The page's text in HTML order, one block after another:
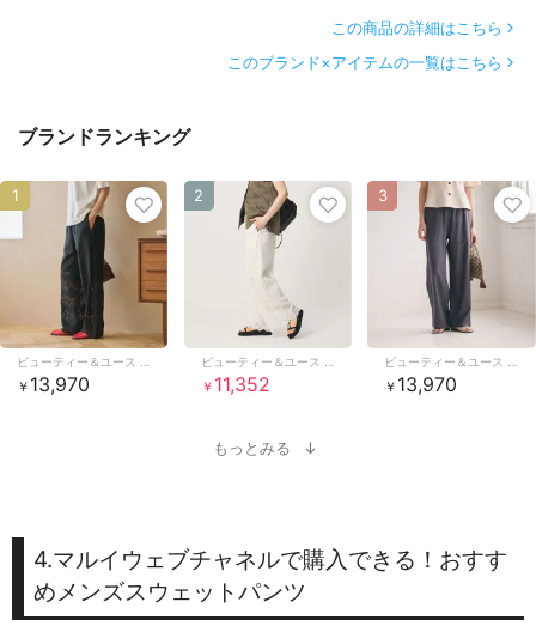
この商品の詳細はこちら
このブランド×アイテムの一覧はこちら
ブランドランキング
￥ 13,970
1
￥ 11,352
2
￥ 13,970
3
もっとみる
4.マルイウェブチャネルで購入できる！おすす
めメンズスウェットパンツ